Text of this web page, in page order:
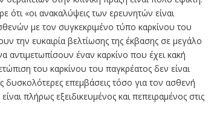
ότι «οι ανακαλύψεις των ερευνητών είναι
με τον συγκεκριμένο τύπο καρκίνου του
την ευκαιρία βελτίωσης της έκβασης σε μεγάλο
έναν καρκίνο που έχει κακή
του καρκίνου του παγκρέατος δεν είναι
δυσκολότερες επεμβάσεις τόσο για τον ασθενή
πλήρως εξειδικευμένος και πεπειραμένος στις